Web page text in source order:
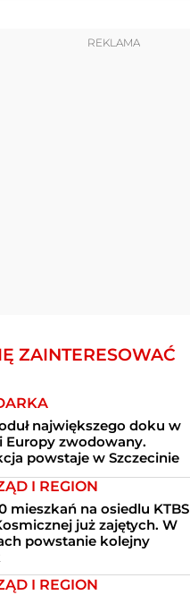
REKLAMA
ZAINTERESOWAĆ
największego doku w
Europy zwodowany.
powstaje w Szczecinie
I REGION
mieszkań na osiedlu KTBS
już zajętych. W
powstanie kolejny
I REGION